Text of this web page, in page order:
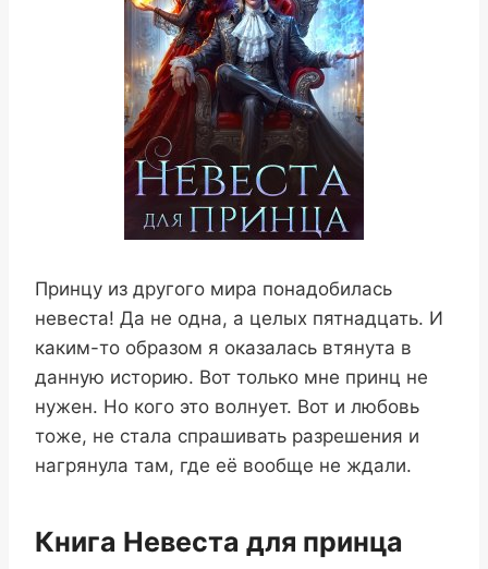
Принцу из другого мира понадобилась
невеста! Да не одна, а целых пятнадцать. И
каким-то образом я оказалась втянута в
данную историю. Вот только мне принц не
нужен. Но кого это волнует. Вот и любовь
тоже, не стала спрашивать разрешения и
нагрянула там, где её вообще не ждали.
Книга Невеста для принца